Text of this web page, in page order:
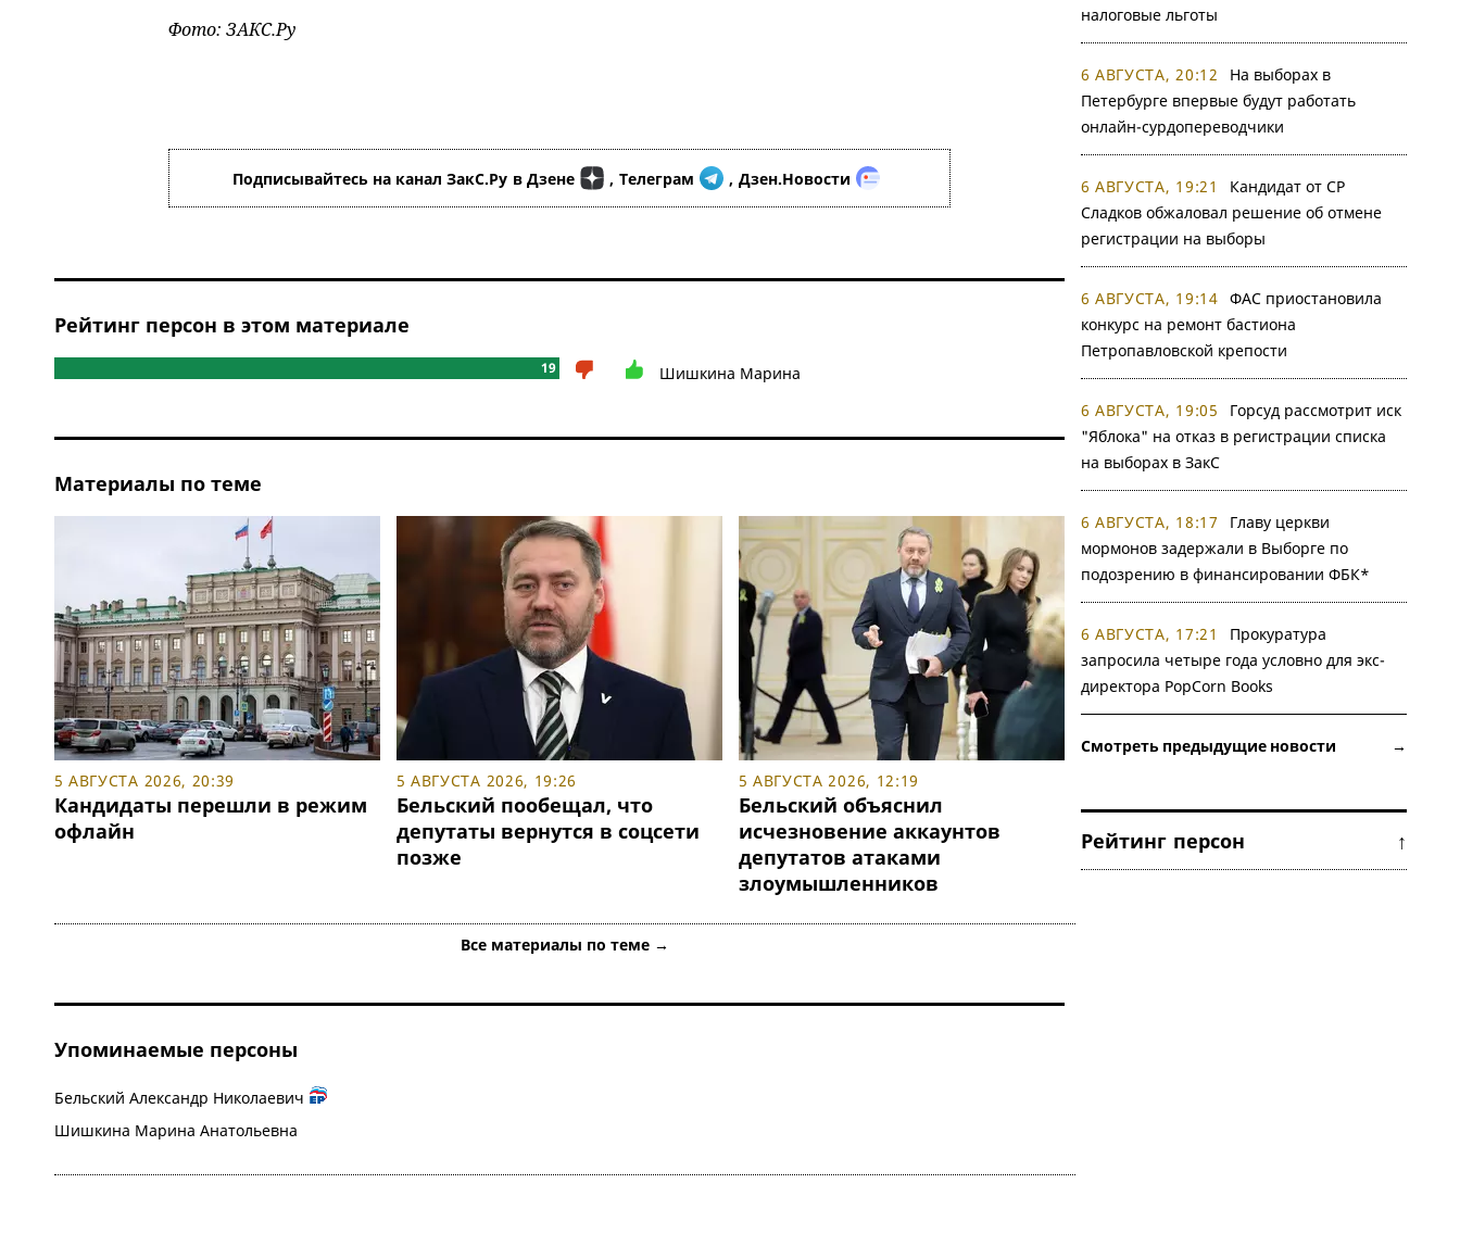
Фото: ЗАКС.Ру
Подписывайтесь на канал ЗакС.Ру в Дзене , Телеграм , Дзен.Новости
Рейтинг персон в этом материале
19 Шишкина Марина
Материалы по теме
5 АВГУСТА 2026, 20:39
Кандидаты перешли в режим
офлайн
5 АВГУСТА 2026, 19:26
Бельский пообещал, что
депутаты вернутся в соцсети
позже
5 АВГУСТА 2026, 12:19
Бельский объяснил
исчезновение аккаунтов
депутатов атаками
злоумышленников
Все материалы по теме →
Упоминаемые персоны
Бельский Александр Николаевич
Шишкина Марина Анатольевна
налоговые льготы
6 АВГУСТА, 20:12
На выборах в
Петербурге впервые будут работать
онлайн-сурдопереводчики
6 АВГУСТА, 19:21
Кандидат от СР
Сладков обжаловал решение об отмене
регистрации на выборы
6 АВГУСТА, 19:14 ФАС приостановила
конкурс на ремонт бастиона
Петропавловской крепости
6 АВГУСТА, 19:05
Горсуд рассмотрит иск
"Яблока" на отказ в регистрации списка
на выборах в ЗакС
6 АВГУСТА, 18:17
Главу церкви
мормонов задержали в Выборге по
подозрению в финансировании ФБК*
6 АВГУСТА, 17:21
Прокуратура
запросила четыре года условно для экс-
директора PopCorn Books
Смотреть предыдущие новости →
Рейтинг персон ↑